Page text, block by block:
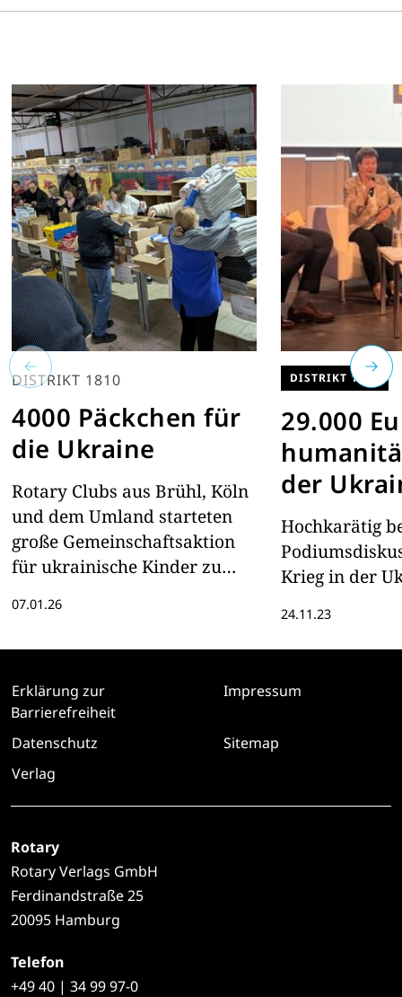
DISTRIKT 1810
4000 Päckchen für
die Ukraine
Rotary Clubs aus Brühl, Köln
und dem Umland starteten
große Gemeinschaftsaktion
für ukrainische Kinder zu
07.01.26
DISTRIKT 1880
29.000
der
Hochkarätig
Krieg in der
24.11.23
Erklärung zur
Barrierefreiheit
Impressum
Datenschutz
Sitemap
Verlag
Rotary
Rotary Verlags GmbH
Ferdinandstraße 25
20095 Hamburg
Telefon
+4940 | 34 99 97-0